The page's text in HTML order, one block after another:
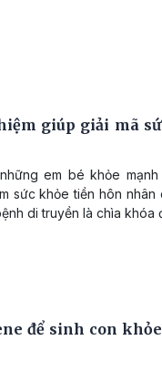
giúp giải mã
em bé khỏe
sức khỏe tiền hôn
di truyền là chìa khóa
để sinh con